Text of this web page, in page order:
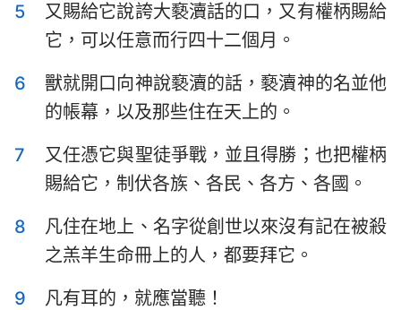
5
又賜給它說誇大褻瀆話的口，又有權柄賜給
它，可以任意而行四十二個月。
6
獸就開口向神說褻瀆的話，褻瀆神的名並他
的帳幕，以及那些住在天上的。
7
又任憑它與聖徒爭戰，並且得勝；也把權柄
賜給它，制伏各族、各民、各方、各國。
8
凡住在地上、名字從創世以來沒有記在被殺
之羔羊生命冊上的人，都要拜它。
9
凡有耳的，就應當聽！